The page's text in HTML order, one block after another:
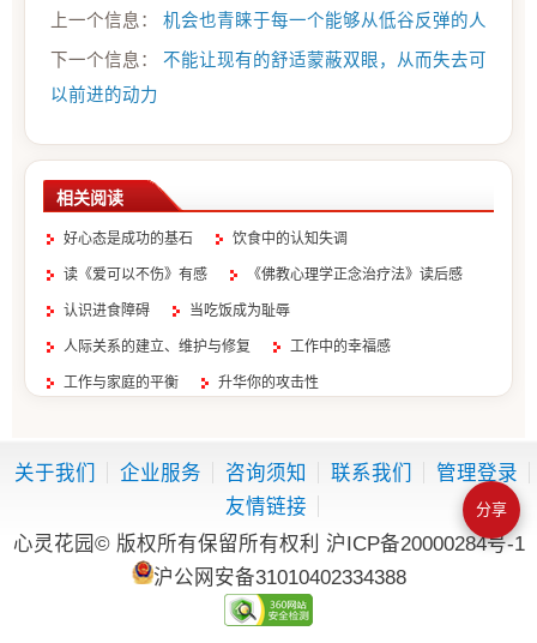
上一个信息： 机会也青睐于每一个能够从低谷反弹的人
下一个信息： 不能让现有的舒适蒙蔽双眼，从而失去可
以前进的动力
相关阅读
好心态是成功的基石 饮食中的认知失调
读《爱可以不伤》有感 《佛教心理学正念治疗法》读后感
认识进食障碍 当吃饭成为耻辱
人际关系的建立、维护与修复 工作中的幸福感
工作与家庭的平衡 升华你的攻击性
关于我们 企业服务 咨询须知 联系我们
管理登录
友情链接
心灵花园© 版权所有保留所有权利 沪ICP备20000284号-1
沪公网安备31010402334388
分享